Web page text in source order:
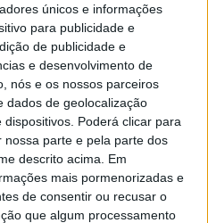
únicos e informações
para publicidade e
de publicidade e
e desenvolvimento de
nós e os nossos parceiros
dados de geolocalização
Poderá clicar para
parte e pela parte dos
descrito acima. Em
mais pormenorizadas e
de consentir ou recusar o
que algum processamento
17.º lugar na classificação
para subir na tabela.
sucesso na pista de
vitória na Moto3 em
em 2015 e uma
lugar no MotoGP em
da Monster Energy
falou sobre as suas